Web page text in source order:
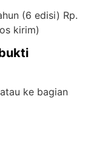
(6 edisi) Rp.
kirim)
ke bagian